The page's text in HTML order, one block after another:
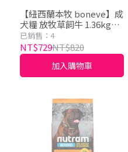
【紐西蘭本牧 boneve】成
犬糧 放牧草飼牛 1.36kg｜
無穀 犬飼料
已銷售：4
NT$729NT$820
加入購物車